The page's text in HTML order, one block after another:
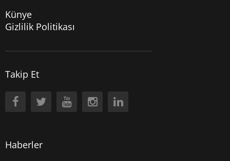
Künye
Gizlilik Politikası
Takip Et
Haberler